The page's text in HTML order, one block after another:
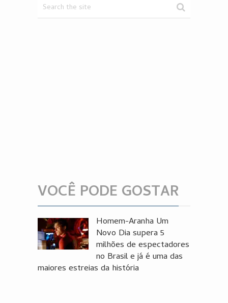
VOCÊ PODE GOSTAR
Homem-Aranha Um
Novo Dia supera 5
milhões de espectadores
no Brasil e já é uma das
maiores estreias da história